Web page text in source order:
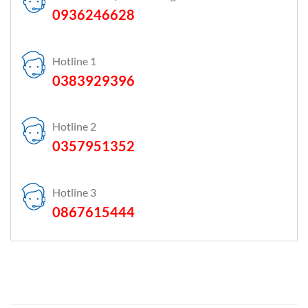
0936246628
Hotline 1
0383929396
Hotline 2
0357951352
Hotline 3
0867615444